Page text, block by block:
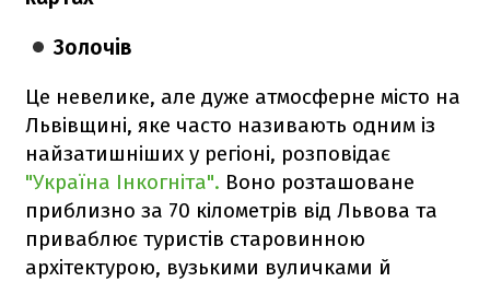
Золочів
Це невелике, але дуже атмосферне місто на
Львівщині, яке часто називають одним із
найзатишніших у регіоні, розповідає
"Україна Інкогніта". Воно розташоване
приблизно за 70 кілометрів від Львова та
приваблює туристів старовинною
архітектурою, вузькими вуличками й